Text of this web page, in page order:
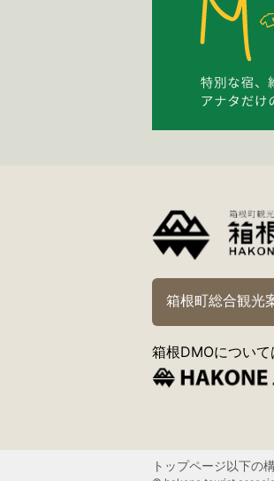
箱根町総合観光
箱根DMOについて
トップページ以下の